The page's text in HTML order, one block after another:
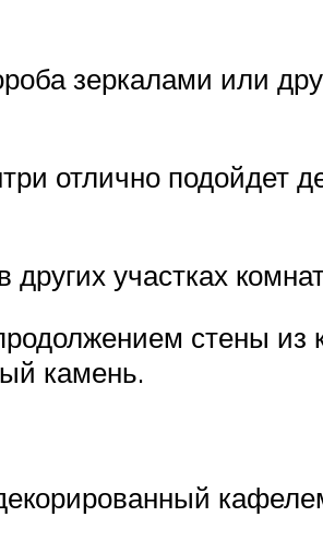
зеркалами или
отлично подойдет
участках
стены из
камень.